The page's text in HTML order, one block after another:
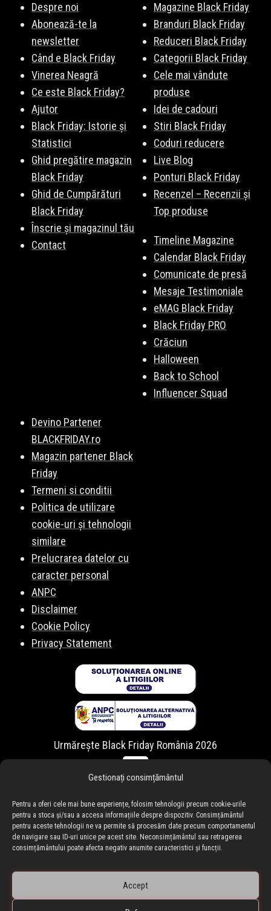
Gestionați consimțământul
Pentru a oferi cele mai bune experiențe, folosim tehnologii precum cookie-urile
pentru a stoca și/sau a accesa informațiile despre dispozitiv. Consimțământul
pentru aceste tehnologii ne va permite să procesăm date precum comportamentul
de navigare sau ID-uri unice pe acest site. Neconsimțământul sau retragerea
consimțământului poate afecta negativ anumite caracteristici și funcții.
Accept
Despre noi
Abonează-te la
newsletter
Când e Black Friday
Vinerea Neagră
Ce este Black Friday?
Ajutor
Black Friday: Istorie și
Statistici
Ghid pregătire magazin
Black Friday
Ghid de Cumpărături
Black Friday
Înscrie și magazinul tău
Contact
Magazine Black Friday
Branduri Black Friday
Reduceri Black Friday
Categorii Black Friday
Cele mai vândute
produse
Idei de cadouri
Stiri Black Friday
Coduri reducere
Live Blog
Ponturi Black Friday
Recenzel – Recenzii și
Top produse
Timeline Magazine
Calendar Black Friday
Comunicate de presă
Mesaje Testimoniale
eMAG Black Friday
Black Friday PRO
Crăciun
Halloween
Back to School
Influencer Squad
Devino Partener
BLACKFRIDAY.ro
Magazin partener Black
Friday
Termeni si conditii
Politica de utilizare
cookie-uri și tehnologii
similare
Prelucrarea datelor cu
caracter personal
ANPC
Disclaimer
Cookie Policy
Privacy Statement
Urmărește Black Friday România 2026